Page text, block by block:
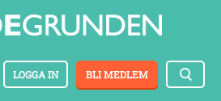
BLI MEDLEM
LOGGA IN